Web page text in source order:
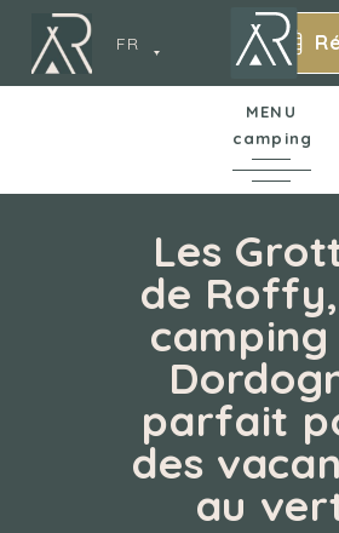
FR
MENU
camping
Le camping
Parc
Services
Les
de
camping
parfait
des
au